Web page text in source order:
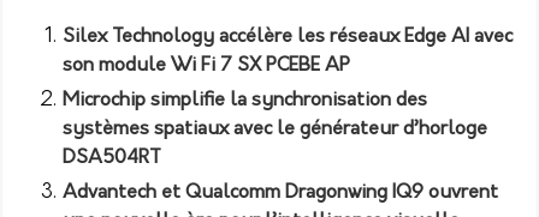
Silex Technology accélère les réseaux Edge AI avec
son module Wi Fi 7 SX PCEBE AP
Microchip simplifie la synchronisation des
systèmes spatiaux avec le générateur d’horloge
DSA504RT
Advantech et Qualcomm Dragonwing IQ9 ouvrent